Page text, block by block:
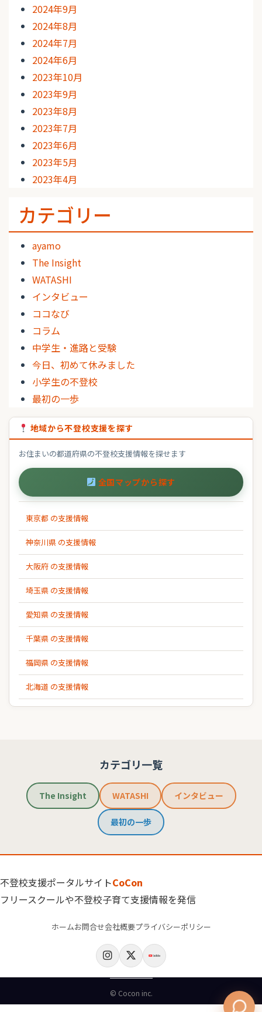
2024年9月
2024年8月
2024年7月
2024年6月
2023年10月
2023年9月
2023年8月
2023年7月
2023年6月
2023年5月
2023年4月
カテゴリー
ayamo
The Insight
WATASHI
インタビュー
ココなび
コラム
中学生・進路と受験
今日、初めて休みました
小学生の不登校
最初の一歩
地域から不登校支援を探す
お住まいの都道府県の不登校支援情報を探せます
全国マップから探す
東京都 の支援情報
神奈川県 の支援情報
大阪府 の支援情報
埼玉県 の支援情報
愛知県 の支援情報
千葉県 の支援情報
福岡県 の支援情報
北海道 の支援情報
カテゴリ一覧
The Insight WATASHI インタビュー
最初の一歩
不登校支援ポータルサイトCoCon
フリースクールや不登校子育て支援情報を発信
ホームお問合せ会社概要プライバシーポリシー
© Cocon inc.